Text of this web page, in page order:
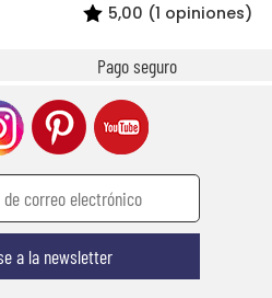
5,00 (1 opiniones)
Pago seguro
a la newsletter